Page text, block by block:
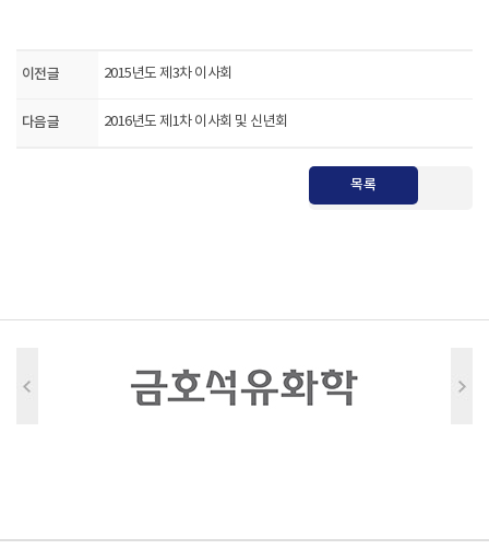
이전글 2015년도 제3차 이사회
다음글 2016년도 제1차 이사회 및 신년회
목록